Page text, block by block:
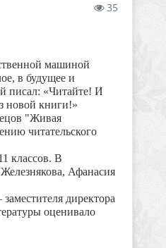
35
машиной
в будущее и
писал: «Читайте! И
новой книги!»
"Живая
читательского
классов. В
Афанасия
директора
оценивало